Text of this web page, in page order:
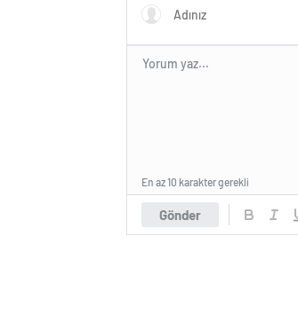
Gönder
En az 10 karakter gerekli